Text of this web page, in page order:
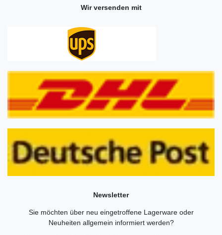
Wir versenden mit
Newsletter
Sie möchten über neu eingetroffene Lagerware oder
Neuheiten allgemein informiert werden?